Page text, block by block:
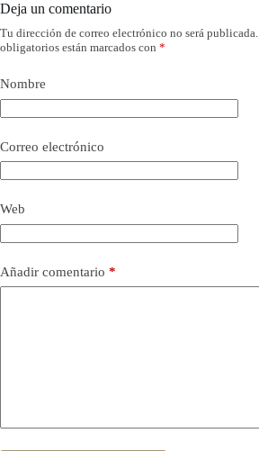
Deja un comentario
Tu dirección de correo electrónico no será publicada.
obligatorios están marcados con *
Nombre
Correo electrónico
Web
Añadir comentario *